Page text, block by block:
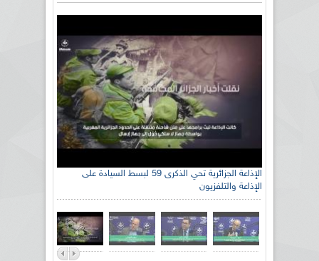
الإذاعة الجزائرية تحي الذكرى 59 لبسط السيادة على
الإذاعة والتلفزيون